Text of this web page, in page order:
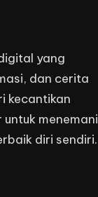
yang
dan cerita
kecantikan
menemani
diri sendiri.